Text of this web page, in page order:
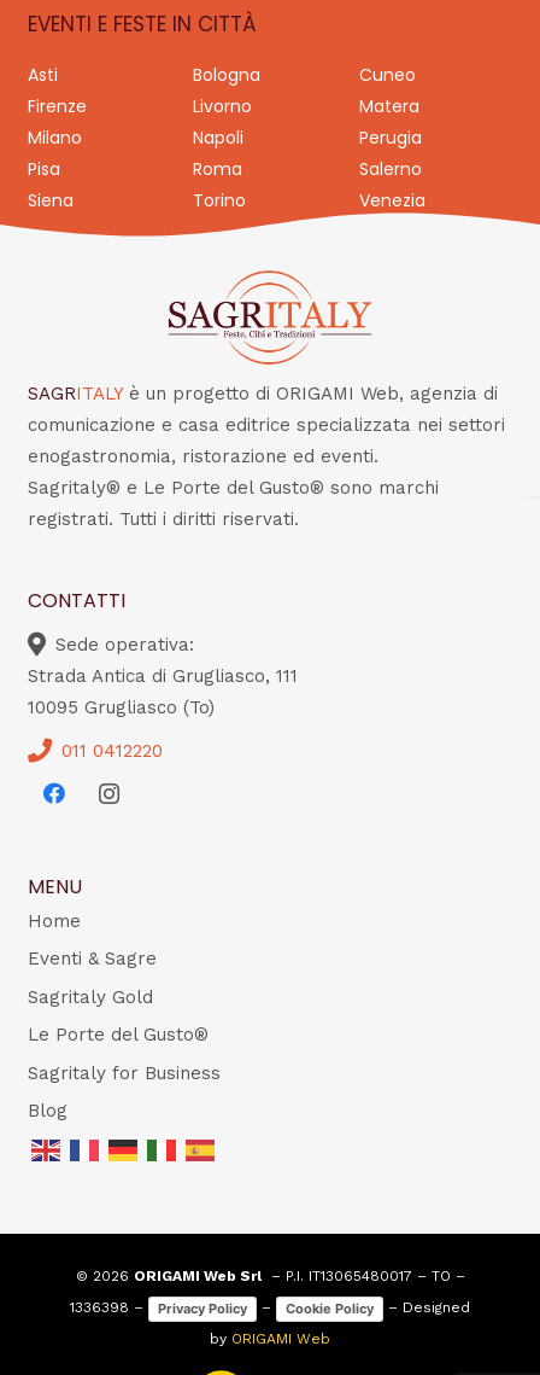
EVENTI E FESTE IN CITTÀ
Asti Bologna
Cuneo
Firenze
Livorno
Matera
Milano
Napoli
Perugia
Pisa
Roma
Salerno
Siena
Torino Venezia
SAGRITALY è un progetto di ORIGAMI Web, agenzia di
comunicazione e casa editrice specializzata nei settori
enogastronomia, ristorazione ed eventi.
Sagritaly® e Le Porte del Gusto® sono marchi
registrati. Tutti i diritti riservati.
CONTATTI
Sede operativa:
Strada Antica di Grugliasco, 111
10095 Grugliasco (To)
011 0412220
MENU
Home
Eventi & Sagre
Sagritaly Gold
Le Porte del Gusto®
Sagritaly for Business
Blog
© 2026 ORIGAMI Web Srl– P.I. IT13065480017 – TO –
1336398 –
Privacy Policy – Cookie Policy
– Designed
by ORIGAMI Web